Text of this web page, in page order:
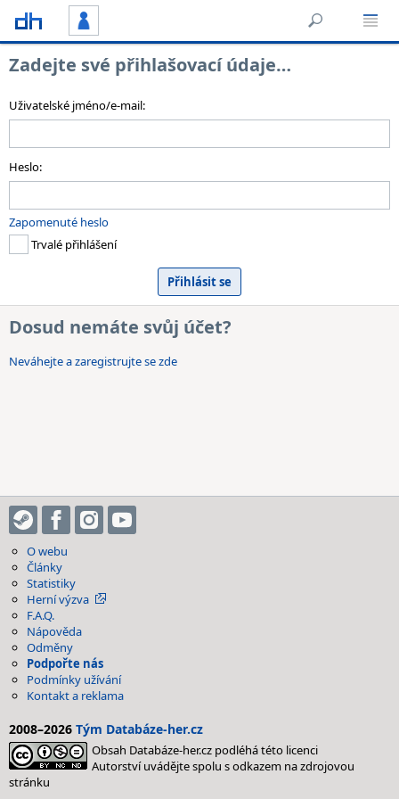
Zadejte své přihlašovací údaje…
Uživatelské jméno/e-mail:
Heslo:
Zapomenuté heslo
Trvalé přihlášení
Dosud nemáte svůj účet?
Neváhejte a zaregistrujte se zde
O webu
Články
Statistiky
Herní výzva
F.A.Q.
Nápověda
Odměny
Podpořte nás
Podmínky užívání
Kontakt a reklama
2008–2026 Tým Databáze-her.cz
Obsah Databáze-her.cz podléhá této licenci
Autorství uvádějte spolu s odkazem na zdrojovou
stránku